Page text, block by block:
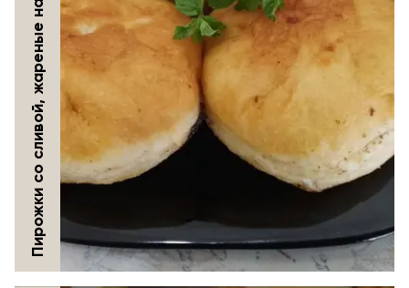
Пирожки со сливой, жареные на сковороде